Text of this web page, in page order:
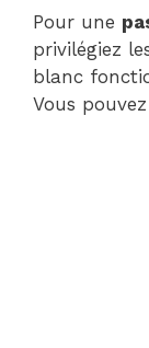
Pour une
privilégiez
blanc
Vous